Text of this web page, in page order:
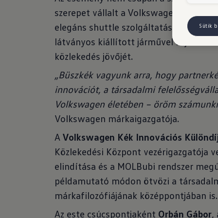
szerepet vállalt a Volkswagen, amely
elegáns shuttle szolgáltatással
látványos kiállított járművel is jelen
közlekedés jövőjét.
„Büszkék vagyunk arra, hogy
innovációt, a társadalmi
Volkswagen életében – öröm
Volkswagen márkaigazgatója.
A Volkswagen Kék Innovációs
Közlekedési Központ vezérigazgatója
elindítása és a MOLBubi rendszer
példamutató módon ötvözi a
márkafilozófiájának középpontjában is.
Az este csúcspontjaként Orbán Gábor,
Sütik